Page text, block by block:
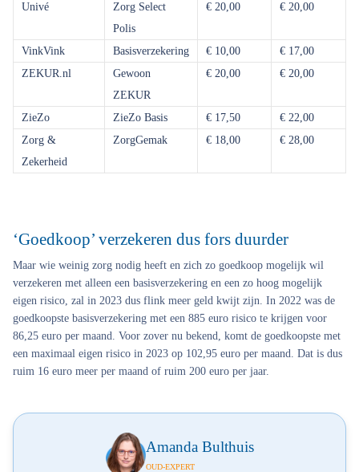
Univé
Zorg Select
Polis
€ 20,00 € 20,00
VinkVink Basisverzekering € 10,00
€ 17,00
ZEKUR.nl
Gewoon
ZEKUR
€ 20,00 € 20,00
ZieZo ZieZo Basis € 17,50
€ 22,00
Zorg &
Zekerheid
ZorgGemak € 18,00 € 28,00
‘Goedkoop’ verzekeren dus fors duurder
Maar wie weinig zorg nodig heeft en zich zo goedkoop mogelijk wil
verzekeren met alleen een basisverzekering en een zo hoog mogelijk
eigen risico, zal in 2023 dus flink meer geld kwijt zijn. In 2022 was de
goedkoopste basisverzekering met een 885 euro risico te krijgen voor
86,25 euro per maand. Voor zover nu bekend, komt de goedkoopste met
een maximaal eigen risico in 2023 op 102,95 euro per maand. Dat is dus
ruim 16 euro meer per maand of ruim 200 euro per jaar.
Amanda Bulthuis
OUD-EXPERT